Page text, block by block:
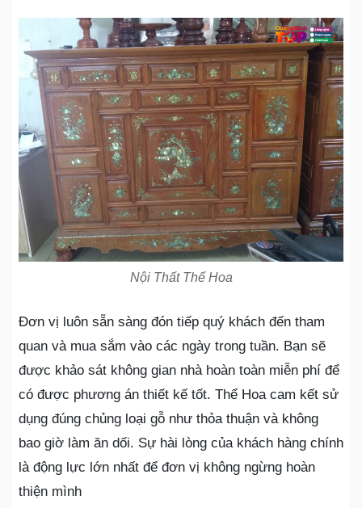
Nội Thất Thể Hoa
Đơn vị luôn sẵn sàng đón tiếp quý khách đến tham
quan và mua sắm vào các ngày trong tuần. Bạn sẽ
được khảo sát không gian nhà hoàn toàn miễn phí để
có được phương án thiết kế tốt. Thể Hoa cam kết sử
dụng đúng chủng loại gỗ như thỏa thuận và không
bao giờ làm ăn dối. Sự hài lòng của khách hàng chính
là động lực lớn nhất để đơn vị không ngừng hoàn
thiện mình